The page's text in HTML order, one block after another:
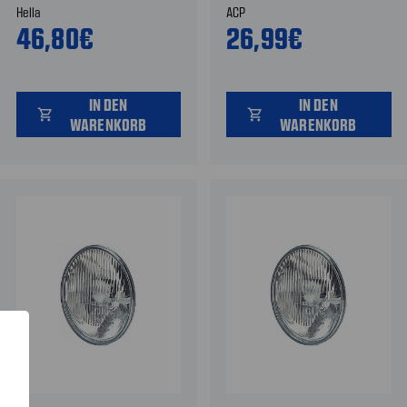
ODER RECHTS
Hella
46,80€
shopping_cart
IN DEN
WARENKORB
ACP
26,99€
shopping_cart
IN DEN
WARENKORB